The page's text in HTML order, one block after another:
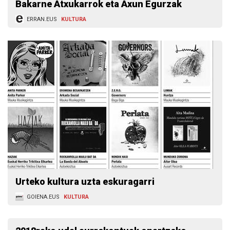
Bakarne Atxukarrok eta Axun Egurzak
ERRAN.EUS KULTURA
Urteko kultura uzta eskuragarri
GOIENA.EUS KULTURA